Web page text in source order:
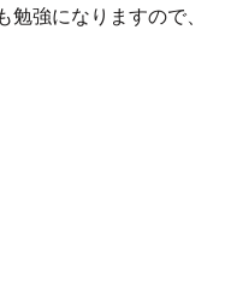
強になりますので、